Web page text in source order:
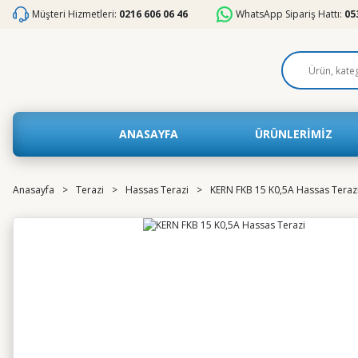
Müşteri Hizmetleri: 0216 606 06 46 WhatsApp Sipariş Hattı:
ANASAYFA ÜRÜNLERİMİZ
Anasayfa Terazi Hassas Terazi KERN FKB 15 K0,5A Hassas Terazi